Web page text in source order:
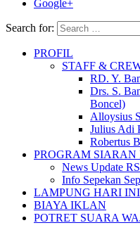
Google+
Search for:
PROFIL
STAFF &
RD. Y.
Drs. S.
Boncel)
Alloysius
Julius Adi
Robertus
PROGRAM SIARAN
News Update
Info Sepekan
LAMPUNG HARI INI
BIAYA IKLAN
POTRET SUARA